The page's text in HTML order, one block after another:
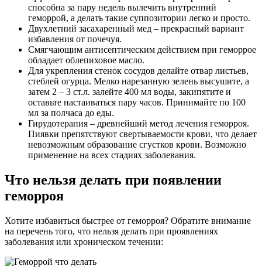
способна за пару недель вылечить внутренний
геморрой, а делать такие суппозитории легко и просто.
Двухлетний засахаренный мед – прекрасный вариант
избавления от почечуя.
Смягчающим антисептическим действием при геморрое
обладает облепиховое масло.
Для укрепления стенок сосудов делайте отвар листьев,
стеблей огурца. Мелко нарезанную зелень высушите, а
затем 2 – 3 ст.л. залейте 400 мл воды, закипятите и
оставьте настаиваться пару часов. Принимайте по 100
мл за полчаса до еды.
Гирудотерапия – древнейший метод лечения геморроя.
Пиявки препятствуют свертываемости крови, что делает
невозможным образование сгустков крови. Возможно
применение на всех стадиях заболевания.
Что нельзя делать при появлении
геморроя
Хотите избавиться быстрее от геморроя? Обратите внимание
на перечень того, что нельзя делать при проявлениях
заболевания или хроническом течении: